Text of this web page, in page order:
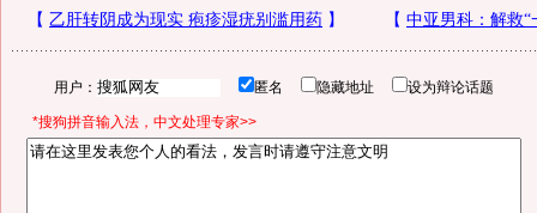
用户： 匿名 隐藏地址 设为辩论话题
*搜狗拼音输入法，中文处理专家>>